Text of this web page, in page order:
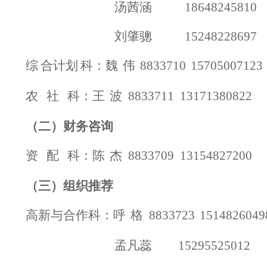
汤茜涵 18648245810
刘肇骢 15248228697
综合计划 科：魏 伟 8833710
农 社 科：王 波 8833711 13171380822
（二） 财务咨询
资 配 科：陈 杰 8833709 13154827200
（三）组织推荐
高新与合作科：呼 格 8833723
孟凡蕊 15295525012